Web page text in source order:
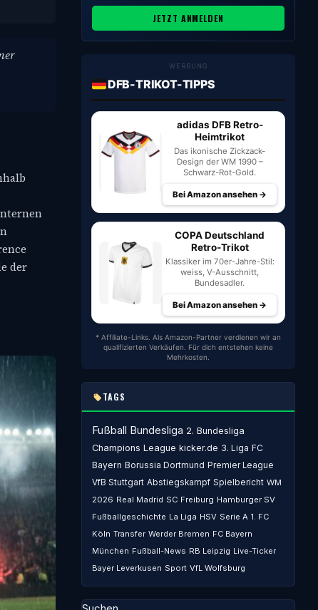
der
JETZT ANMELDEN
WERBUNG
DFB-TRIKOT-TIPPS
adidas DFB Retro-
Heimtrikot
Das ikonische Zickzack-
Design der WM 1990 –
Schwarz-Rot-Gold.
Bei Amazon ansehen →
COPA Deutschland
Retro-Trikot
Klassiker im 70er-Jahre-Stil:
weiss, V-Ausschnitt,
Bundesadler.
Bei Amazon ansehen →
* Affiliate-Links. Als Amazon-Partner verdienen wir an
qualifizierten Verkäufen. Für dich entstehen keine
Mehrkosten.
TAGS
Fußball Bundesliga 2. Bundesliga
Champions League kicker.de 3. Liga FC
Bayern Borussia Dortmund Premier League
VfB Stuttgart Abstiegskampf Spielbericht WM
2026 Real Madrid SC Freiburg Hamburger SV
Fußballgeschichte La Liga HSV Serie A 1. FC
Köln Transfer Werder Bremen FC Bayern
München Fußball-News RB Leipzig Live-Ticker
Bayer Leverkusen Sport VfL Wolfsburg